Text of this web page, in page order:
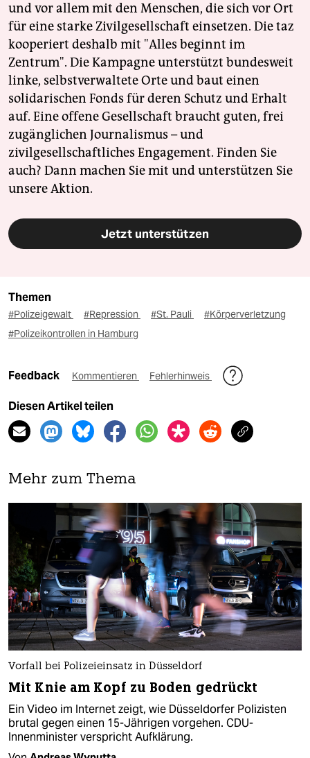
und vor allem mit den Menschen, die sich vor Ort
für eine starke Zivilgesellschaft einsetzen. Die taz
kooperiert deshalb mit "Alles beginnt im
Zentrum". Die Kampagne unterstützt bundesweit
linke, selbstverwaltete Orte und baut einen
solidarischen Fonds für deren Schutz und Erhalt
auf. Eine offene Gesellschaft braucht guten, frei
zugänglichen Journalismus – und
zivilgesellschaftliches Engagement. Finden Sie
auch? Dann machen Sie mit und unterstützen Sie
unsere Aktion.
Jetzt unterstützen
Themen
#Polizeigewalt #Repression #St. Pauli
#Körperverletzung
#Polizeikontrollen in Hamburg
Feedback Kommentieren Fehlerhinweis
Diesen Artikel teilen
Mehr zum Thema
Vorfall bei Polizeieinsatz in Düsseldorf
Mit Knie am Kopf zu Boden gedrückt
Ein Video im Internet zeigt, wie Düsseldorfer Polizisten
brutal gegen einen 15-Jährigen vorgehen. CDU-
Innenminister verspricht Aufklärung.